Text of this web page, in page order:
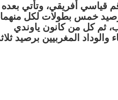
قياسي أفريقي، وتأتي بعده
خمس بطولات لكل
ثم كل من كانون ياوندي
والوداد المغربيين برصيد